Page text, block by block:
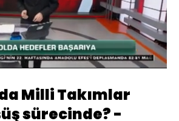
Oynatma
Hızı
Milli Takımlar
sürecinde? -